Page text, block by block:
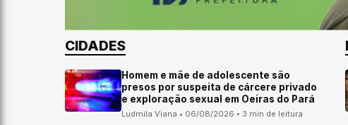
CIDADES
Homem e mãe de adolescente são
presos por suspeita de cárcere privado
e exploração sexual em Oeiras do Pará
Ludmila Viana • 06/08/2026 • 3 min de leitura